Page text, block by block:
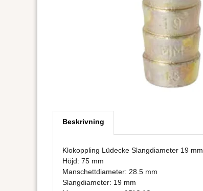
Beskrivning
Klokoppling Lüdecke Slangdiameter 19 mm
Höjd: 75 mm
Manschettdiameter: 28.5 mm
Slangdiameter: 19 mm